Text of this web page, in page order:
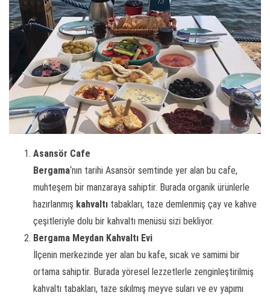
Asansör Cafe
Bergama‘nın tarihi Asansör semtinde yer alan bu cafe,
muhteşem bir manzaraya sahiptir. Burada organik ürünlerle
hazırlanmış kahvaltı tabakları, taze demlenmiş çay ve kahve
çeşitleriyle dolu bir kahvaltı menüsü sizi bekliyor.
Bergama Meydan Kahvaltı Evi
İlçenin merkezinde yer alan bu kafe, sıcak ve samimi bir
ortama sahiptir. Burada yöresel lezzetlerle zenginleştirilmiş
kahvaltı tabakları, taze sıkılmış meyve suları ve ev yapımı